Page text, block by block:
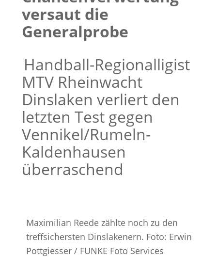
versaut die
Generalprobe
Handball-Regionalligist
MTV Rheinwacht
Dinslaken verliert den
letzten Test gegen
Vennikel/Rumeln-
Kaldenhausen
überraschend
Maximilian Reede zählte noch zu den
treffsichersten Dinslakenern. Foto: Erwin
Pottgiesser / FUNKE Foto Services